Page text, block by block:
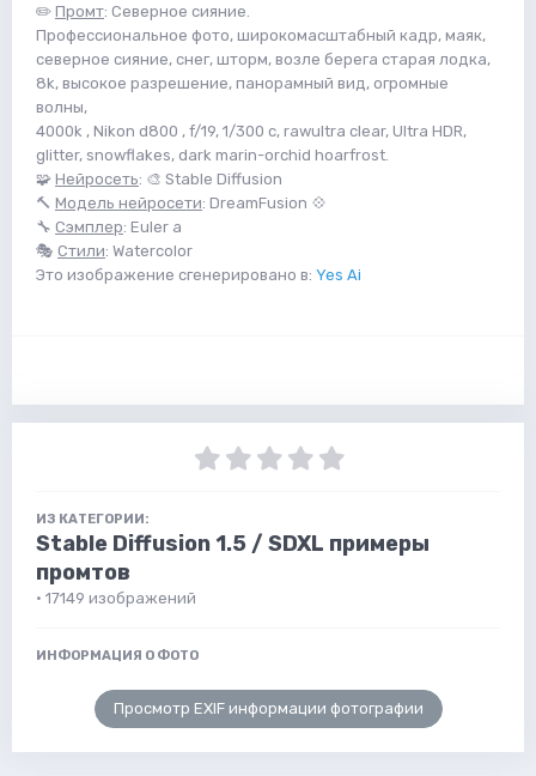
✏️ Промт: Северное сияние.
Профессиональное фото, широкомасштабный кадр, маяк,
северное сияние, снег, шторм, возле берега старая лодка,
8k, высокое разрешение, панорамный вид, огромные
волны,
4000k , Nikon d800 , f/19, 1/300 с, rawultra clear, Ultra HDR,
glitter, snowflakes, dark marin-orchid hoarfrost.
🧩 Нейросеть: 🎨 Stable Diffusion
🔨 Модель нейросети: DreamFusion 💠
🔧 Сэмплер: Euler a
🎭 Стили: Watercolor
Это изображение сгенерировано в: Yes Ai
ИЗ КАТЕГОРИИ:
Stable Diffusion 1.5 / SDXL примеры
промтов
· 17149 изображений
ИНФОРМАЦИЯ О ФОТО
Просмотр EXIF информации фотографии